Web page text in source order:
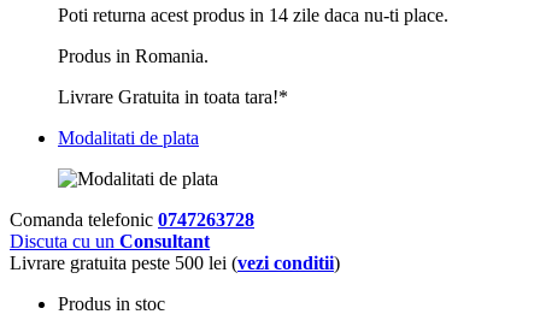
Poti returna acest produs in 14 zile daca nu-ti place.
Produs in Romania.
Livrare Gratuita in toata tara!*
Modalitati de plata
Comanda telefonic 0747263728
Discuta cu un Consultant
Livrare gratuita peste 500 lei (vezi conditii)
Produs in stoc